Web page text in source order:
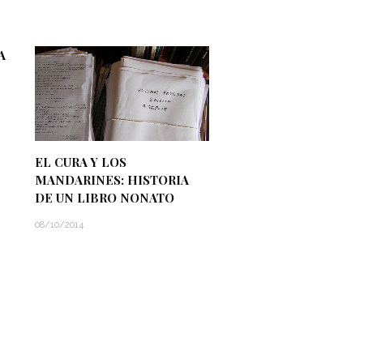
EL CURA Y LOS
MANDARINES: HISTORIA
DE UN LIBRO NONATO
08/10/2014